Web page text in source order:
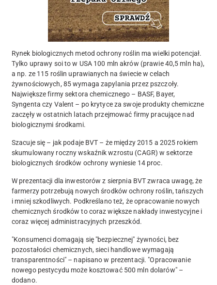
Rynek biologicznych metod ochrony roślin ma wielki potencjał.
Tylko uprawy soi to w USA 100 mln akrów (prawie 40,5 mln ha),
a np. ze 115 roślin uprawianych na świecie w celach
żywnościowych, 85 wymaga zapylania przez pszczoły.
Największe firmy sektora chemicznego – BASF, Bayer,
Syngenta czy Valent – po krytyce za swoje produkty chemiczne
zaczęły w ostatnich latach przejmować firmy pracujące nad
biologicznymi środkami.
Szacuje się – jak podaje BVT – że między 2015 a 2025 rokiem
skumulowany roczny wskaźnik wzrostu (CAGR) w sektorze
biologicznych środków ochrony wyniesie 14 proc.
W prezentacji dla inwestorów z sierpnia BVT zwraca uwagę, że
farmerzy potrzebują nowych środków ochrony roślin, tańszych
i mniej szkodliwych. Podkreślano też, że opracowanie nowych
chemicznych środków to coraz większe nakłady inwestycyjne i
coraz więcej administracyjnych przeszkód.
"Konsumenci domagają się "bezpiecznej" żywności, bez
pozostałości chemicznych, sieci handlowe wymagają
transparentności" – napisano w prezentacji. "Opracowanie
nowego pestycydu może kosztować 500 mln dolarów" –
dodano.